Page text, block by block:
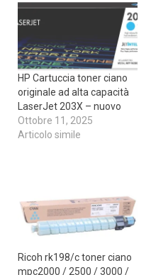
HP Cartuccia toner ciano
originale ad alta capacità
LaserJet 203X – nuovo
Ottobre 11, 2025
Articolo simile
Ricoh rk198/c toner ciano
mpc2000 / 2500 / 3000 /